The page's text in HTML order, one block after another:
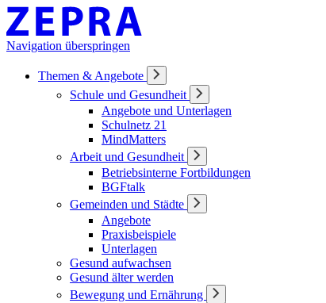
Navigation überspringen
Themen & Angebote
Schule und Gesundheit
Angebote und Unterlagen
Schulnetz 21
MindMatters
Arbeit und Gesundheit
Betriebsinterne Fortbildungen
BGFtalk
Gemeinden und Städte
Angebote
Praxisbeispiele
Unterlagen
Gesund aufwachsen
Gesund älter werden
Bewegung und Ernährung